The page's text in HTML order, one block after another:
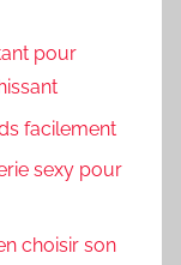
pour
facilement
sexy pour
choisir son